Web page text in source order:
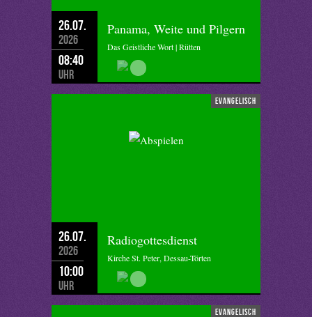
26.07.
2026
08:40
Uhr
Panama, Weite und Pilgern
Das Geistliche Wort | Rütten
evangelisch
26.07.
2026
10:00
Uhr
Radiogottesdienst
Kirche St. Peter, Dessau-Törten
evangelisch